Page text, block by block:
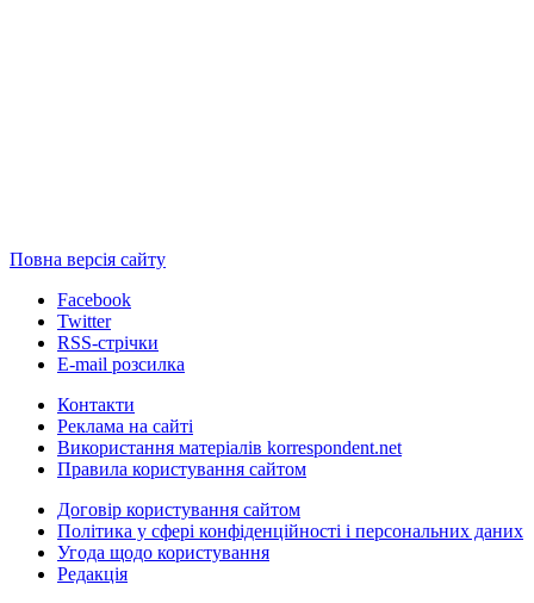
Повна версія сайту
Facebook
Twitter
RSS-стрічки
E-mail розсилка
Контакти
Реклама на сайті
Використання матеріалів korrespondent.net
Правила користування сайтом
Договір користування сайтом
Політика у сфері конфіденційності і персональних даних
Угода щодо користування
Редакція